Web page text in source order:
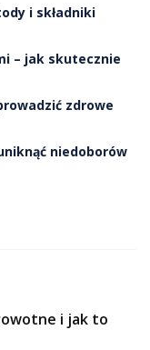
i składniki
– jak skutecznie
zdrowe
niedoborów
i jak to